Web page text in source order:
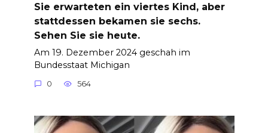
Sie erwarteten ein viertes Kind, aber
stattdessen bekamen sie sechs.
Sehen Sie sie heute.
Am 19. Dezember 2024 geschah im
Bundesstaat Michigan
0 564